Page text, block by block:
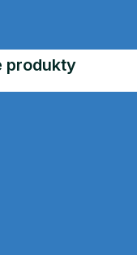
produkty